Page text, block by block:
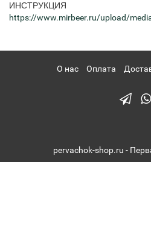
ИНСТРУКЦИЯ
https://www.mirbeer.ru/upload/
О нас Оплата
pervachok-shop.ru -